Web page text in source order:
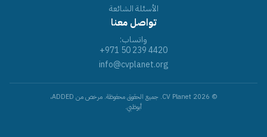
الأسئلة الشائعة
تواصل معنا
واتساب:
+971 50 239 4420
info@cvplanet.org
© 2026 CV Planet. جميع الحقوق محفوظة. مرخص من ADDED،
أبوظبي.